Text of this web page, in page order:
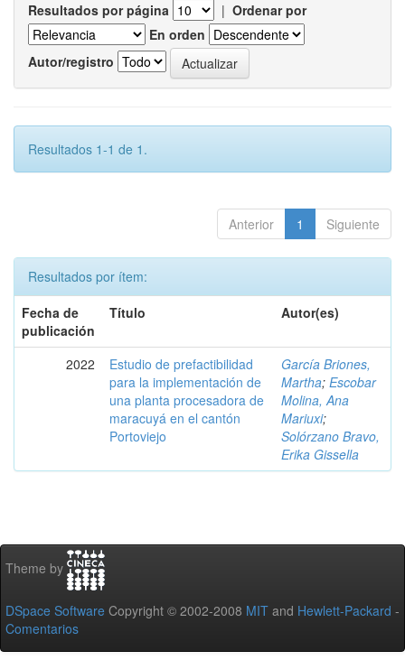
Resultados por página | Ordenar por
En orden
Autor/registro
Resultados 1-1 de 1.
Anterior 1 Siguiente
Resultados por ítem:
Fecha de
publicación
Título Autor(es)
2022
Estudio de prefactibilidad
para la implementación de
una planta procesadora de
maracuyá en el cantón
Portoviejo
García Briones,
Martha; Escobar
Molina, Ana
Mariuxi;
Solórzano Bravo,
Erika Gissella
Theme by
DSpace Software Copyright © 2002-2008 MIT and Hewlett-Packard -
Comentarios